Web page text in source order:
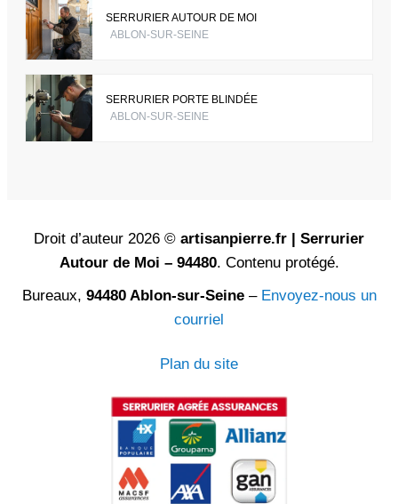
SERRURIER AUTOUR DE MOI
ABLON-SUR-SEINE
SERRURIER PORTE BLINDÉE
ABLON-SUR-SEINE
Droit d’auteur 2026 © artisanpierre.fr | Serrurier
Autour de Moi – 94480. Contenu protégé.
Bureaux, 94480 Ablon-sur-Seine– Envoyez-nous un
courriel
Plan du site